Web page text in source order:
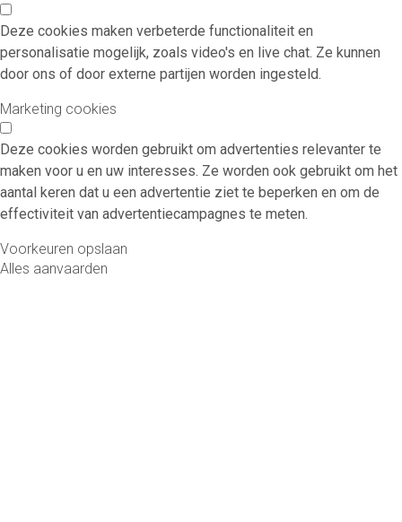
Deze cookies maken verbeterde functionaliteit en
personalisatie mogelijk, zoals video's en live chat. Ze kunnen
door ons of door externe partijen worden ingesteld.
Marketing cookies
Deze cookies worden gebruikt om advertenties relevanter te
maken voor u en uw interesses. Ze worden ook gebruikt om het
aantal keren dat u een advertentie ziet te beperken en om de
effectiviteit van advertentiecampagnes te meten.
Voorkeuren opslaan
Alles aanvaarden